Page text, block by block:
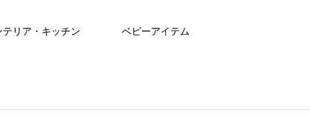
テリア・キッチン ベビーアイテム